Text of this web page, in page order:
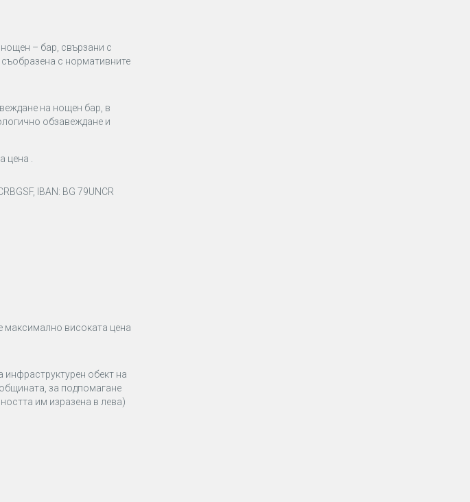
– бар, свързани с
с нормативните
на нощен бар, в
обзавеждане и
цена .
IBAN: ВG 79UNCR
максимално високата цена
инфраструктурен обект на
за подпомагане
им изразена в лева)